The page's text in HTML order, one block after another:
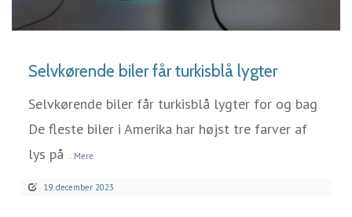
Selvkørende biler får turkisblå lygter
Selvkørende biler får turkisblå lygter for og bag
De fleste biler i Amerika har højst tre farver af
lys på ...Mere
19. december 2023